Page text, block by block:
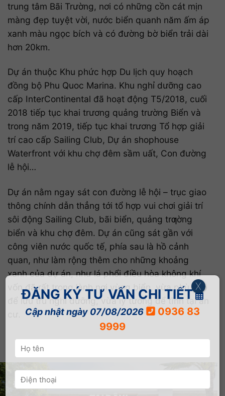
trung tâm Bãi Trường, nơi có những cồn cát mịn
màng đẹp tuyệt vời, nước biển quanh năm ấm áp
xanh màu ngọc bích và có đường bờ biển trải dài
hơn 20km.
Dự án thuộc Khu phức hợp Du lịch quy hoạch
đồng bộ Phu Quoc Marina. Khu nghỉ dưỡng cao
cấp InterContinental đã hoạt động T5/2018, cuối
2018 tiếp tục khai trương quảng trường Biển và
trong năm 2019, tiếp tục khai trương Tổ hợp giải
trí cao cấp Sailing Club, Dự án shophouse
Waterfront với khu chợ đêm sầm uất, Con đường
lễ hội…
Dự án nằm ngay sát con đường lễ hội – trục giao
thông chính dẫn thẳng tới tổ hợp vui chơi giải trí
sôi động Sailing Club, bãi biển, quảng trƣờng
biển và khu chợ đêm. Dự án cũng sát gần với
công viên nước quốc tế, phía sau là hồ cảnh
quan, như làm rộng thêm cho những khoảng
xanh của dự án, như lá phổi điều hòa không khí
vốn đã rất trong lành nơi vùng biển, vừa phù hợp
để lưu trú nghỉ dưỡng, vừa lý tưởng để tĩnh tại an
ĐĂNG KÝ NHẬN THÔNG TIN & BẢNG BÁO GIÁ
ĐĂNG KÝ TƯ VẤN CHI TIẾT
Cập nhật ngày 07/08/2026
0936 83
9999
X